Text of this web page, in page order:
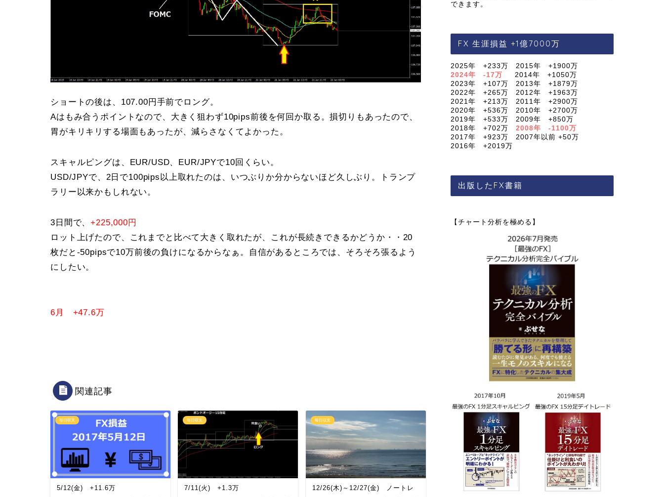
ショートの後は、107.00円手前でロング。
Aはもみ合うポイントなので、大きく狙わず10pips前後を何回か取る。損切りもあったので、
胃がキリキリする場面もあったが、減らさなくてよかった。
スキャルピングは、EUR/USD、EUR/JPYで10回くらい。
USD/JPYで、2日で100pips以上取れたのは、いつぶりか分からないほど久しぶり。トランプ
ラリー以来かもしれない。
3日間で、+225,000円
ロット上げたので、これまでと比べて大きく取れたが、これが長続きできるかどうか・・20
枚だと-50pipsで10万前後の負けになるからなぁ。自信があるところでは、そろそろ張るよう
にしたい。
6月 +47.6万
関連記事
毎日収支
5/12(金) +11.6万
毎日収支
7/11(火) +1.3万
毎日収支
12/26(木)～12/27(金) ノートレ
できます。
FX 生涯損益 +1億7000万
2025年 +233万 2015年 +1900万
2024年 -17万
2014年 +1050万
2023年 +107万 2013年 +1879万
2022年 +265万 2012年 +1963万
2021年 +213万 2011年 +2900万
2020年 +536万 2010年 +2700万
2019年 +533万 2009年 +850万
2018年 +702万 2008年 -1100万
2017年 +923万 2007年以前 +50万
2016年 +2019万
出版したFX書籍
【チャート分析を極める】